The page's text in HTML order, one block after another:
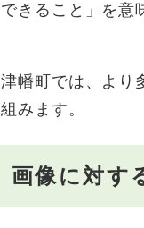
できること」を意
津幡町では、より
組みます。
画像に対す